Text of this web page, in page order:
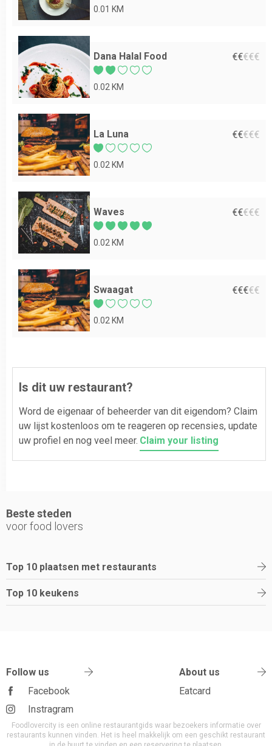
0.01 KM
Dana Halal Food €€€€€
0.02 KM
La Luna €€€€€
0.02 KM
Waves €€€€€
0.02 KM
Swaagat €€€€€
0.02 KM
Is dit uw restaurant?
Word de eigenaar of beheerder van dit eigendom? Claim
uw lijst kostenloos om te reageren op recensies, update
uw profiel en nog veel meer. Claim your listing
Beste steden
voor food lovers
Top 10 plaatsen met restaurants
Top 10 keukens
Follow us
Facebook
Instragram
About us
Eatcard
Foodlovercity is een online restaurantgids waar bezoekers informatie over
restaurants kunnen vinden. Het is heel makkelijk om een geschikt restaurant